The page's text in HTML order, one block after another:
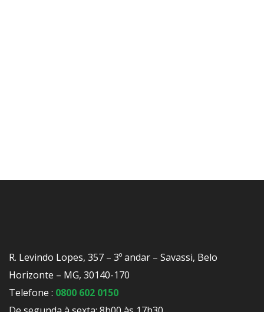
R. Levindo Lopes, 357 – 3º andar – Savassi, Belo
Horizonte – MG, 30140-170
Telefone : 0800 602 0150